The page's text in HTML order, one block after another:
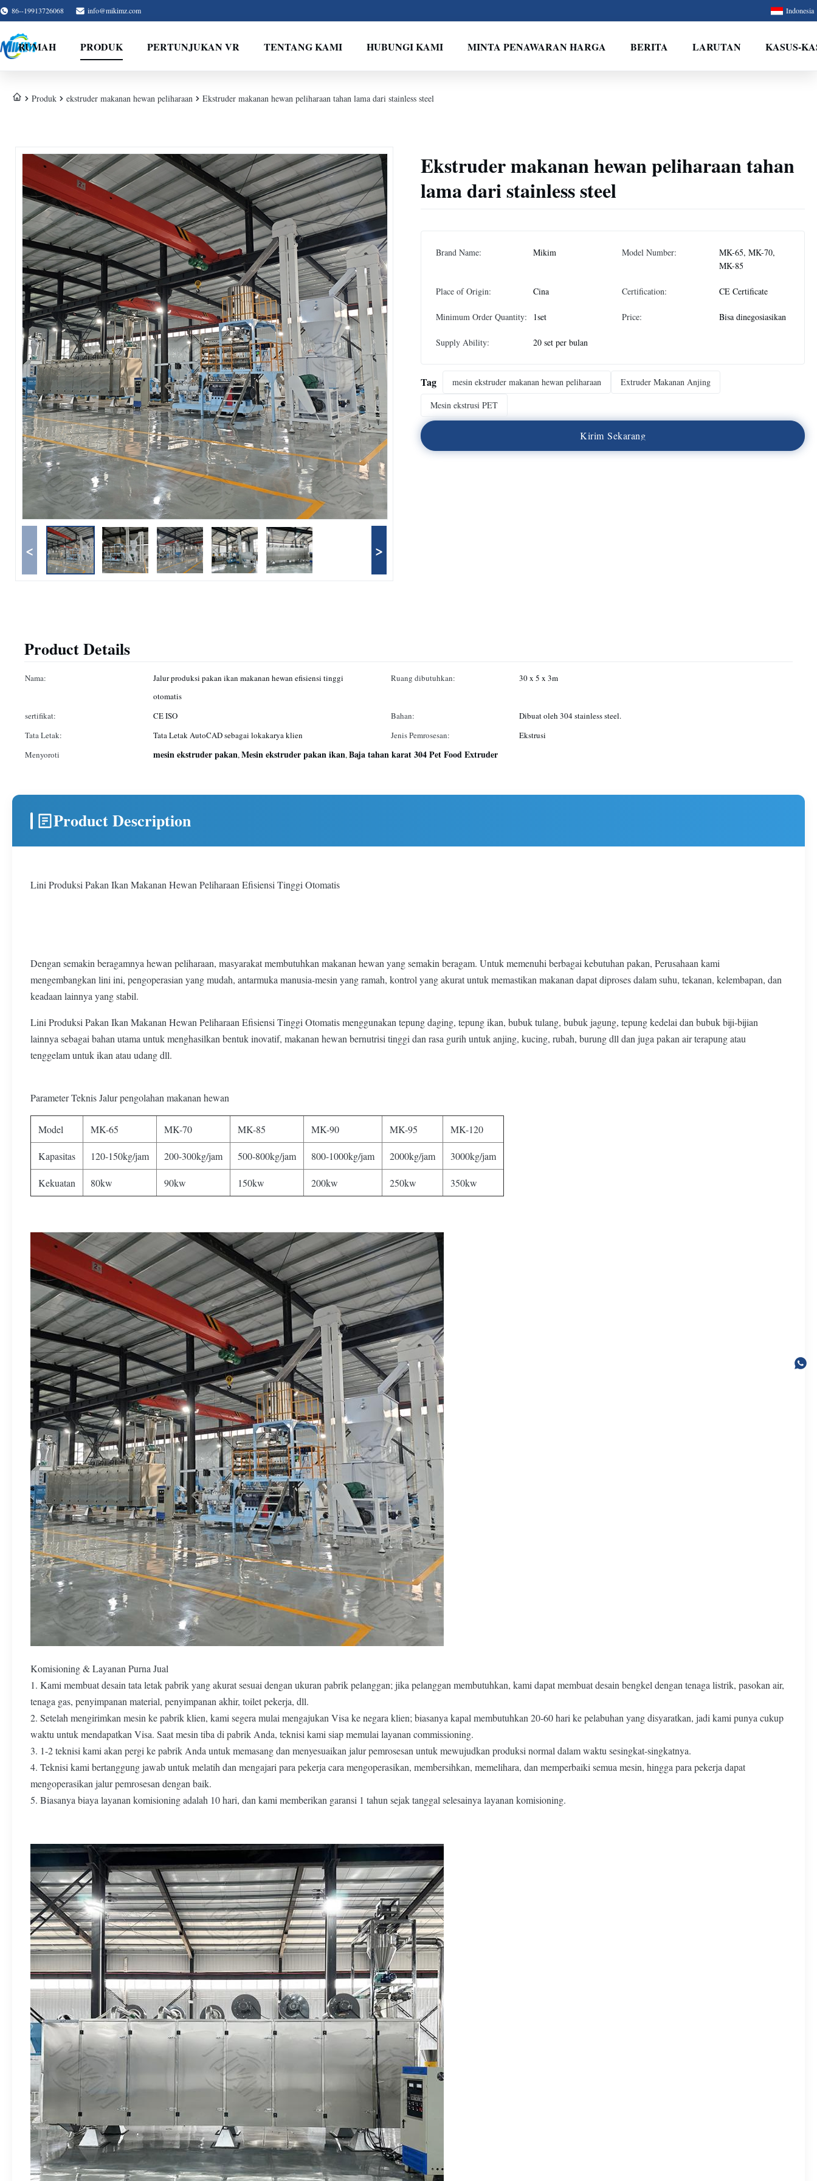
86--19913726068 info@mikimz.com Indonesia
RUMAH PRODUK PERTUNJUKAN VR TENTANG KAMI HUBUNGI KAMI MINTA PENAWARAN HARGA BERITA LARUTAN KASUS-
Produk ekstruder makanan hewan peliharaan Ekstruder makanan hewan peliharaan tahan lama dari stainless steel
< >
Ekstruder makanan hewan peliharaan tahan
lama dari stainless steel
Brand Name: Mikim Model Number:
MK-65, MK-70,
MK-85
Place of Origin: Cina Certification: CE Certificate
Minimum Order Quantity: 1set Price: Bisa dinegosiasikan
Supply Ability: 20 set per bulan
Tag mesin ekstruder makanan hewan peliharaan
Extruder Makanan Anjing
Mesin ekstrusi PET
Kirim Sekarang
Product Details
Nama:
Jalur produksi pakan ikan makanan hewan efisiensi tinggi
otomatis
Ruang dibutuhkan: 30 x 5 x 3m
sertifikat: CE ISO Bahan:
Dibuat oleh 304 stainless steel.
Tata Letak:
Tata Letak AutoCAD sebagai lokakarya klien Jenis Pemrosesan:
Ekstrusi
Menyoroti
mesin ekstruder pakan,Mesin ekstruder pakan ikan,Baja tahan karat 304 Pet Food Extruder
Product Description
Lini Produksi Pakan Ikan Makanan Hewan Peliharaan Efisiensi Tinggi Otomatis
Dengan semakin beragamnya hewan peliharaan, masyarakat membutuhkan makanan hewan yang semakin beragam. Untuk memenuhi berbagai kebutuhan pakan, Perusahaan kami
mengembangkan lini ini, pengoperasian yang mudah, antarmuka manusia-mesin yang ramah, kontrol yang akurat untuk memastikan makanan dapat diproses dalam suhu, tekanan, kelembapan, dan
keadaan lainnya yang stabil.
Lini Produksi Pakan Ikan Makanan Hewan Peliharaan Efisiensi Tinggi Otomatis menggunakan tepung daging, tepung ikan, bubuk tulang, bubuk jagung, tepung kedelai dan bubuk biji-bijian
lainnya sebagai bahan utama untuk menghasilkan bentuk inovatif, makanan hewan bernutrisi tinggi dan rasa gurih untuk anjing, kucing, rubah, burung dll dan juga pakan air terapung atau
tenggelam untuk ikan atau udang dll.
Parameter Teknis Jalur pengolahan makanan hewan
Model MK-65 MK-70 MK-85 MK-90 MK-95 MK-120
Kapasitas 120-150kg/jam 200-300kg/jam 500-800kg/jam 800-1000kg/jam 2000kg/jam 3000kg/jam
Kekuatan 80kw 90kw 150kw 200kw 250kw 350kw
Komisioning & Layanan Purna Jual
1. Kami membuat desain tata letak pabrik yang akurat sesuai dengan ukuran pabrik pelanggan; jika pelanggan membutuhkan, kami dapat membuat desain bengkel dengan tenaga listrik, pasokan air,
tenaga gas, penyimpanan material, penyimpanan akhir, toilet pekerja, dll.
2. Setelah mengirimkan mesin ke pabrik klien, kami segera mulai mengajukan Visa ke negara klien; biasanya kapal membutuhkan 20-60 hari ke pelabuhan yang disyaratkan, jadi kami punya cukup
waktu untuk mendapatkan Visa. Saat mesin tiba di pabrik Anda, teknisi kami siap memulai layanan commissioning.
3. 1-2 teknisi kami akan pergi ke pabrik Anda untuk memasang dan menyesuaikan jalur pemrosesan untuk mewujudkan produksi normal dalam waktu sesingkat-singkatnya.
4. Teknisi kami bertanggung jawab untuk melatih dan mengajari para pekerja cara mengoperasikan, membersihkan, memelihara, dan memperbaiki semua mesin, hingga para pekerja dapat
mengoperasikan jalur pemrosesan dengan baik.
5. Biasanya biaya layanan komisioning adalah 10 hari, dan kami memberikan garansi 1 tahun sejak tanggal selesainya layanan komisioning.